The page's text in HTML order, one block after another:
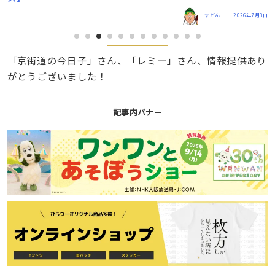
すどん 2026年7月3日
「京街道の今日子」さん、「レミー」さん、情報提供あり
がとうございました！
記事内バナー